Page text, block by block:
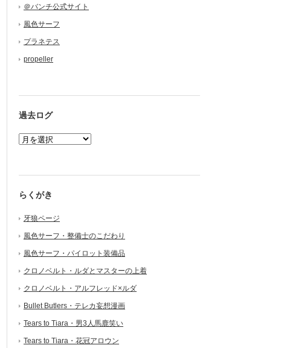
＠バンチ公式サイト
風色サーフ
プラネテス
propeller
過去ログ
らくがき
牙狼ページ
風色サーフ・整備士のこだわり
風色サーフ・パイロット装備品
クロノベルト・ルダとマスターの上着
クロノベルト・アルフレッド×ルダ
Bullet Butlers・テレカ妄想漫画
Tears to Tiara・男3人馬鹿笑い
Tears to Tiara・花冠アロウン